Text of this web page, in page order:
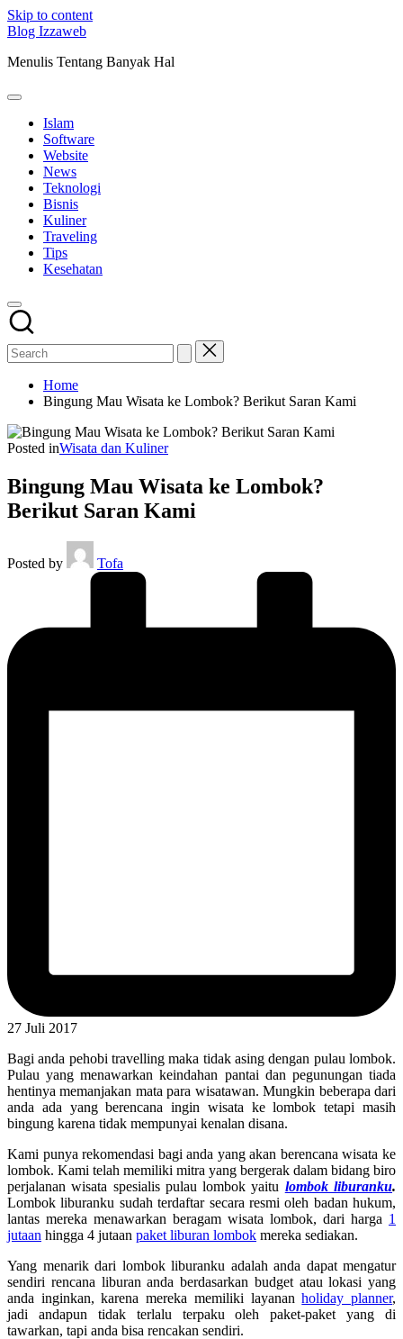
Skip to content
Blog Izzaweb
Menulis Tentang Banyak Hal
Islam
Software
Website
News
Teknologi
Bisnis
Kuliner
Traveling
Tips
Kesehatan
Home
Bingung Mau Wisata ke Lombok? Berikut Saran Kami
Posted inWisata dan Kuliner
Bingung Mau Wisata ke Lombok?
Berikut Saran Kami
Posted by Tofa
27 Juli 2017
Bagi anda pehobi travelling maka tidak asing dengan pulau lombok.
Pulau yang menawarkan keindahan pantai dan pegunungan tiada
hentinya memanjakan mata para wisatawan. Mungkin beberapa dari
anda ada yang berencana ingin wisata ke lombok tetapi masih
bingung karena tidak mempunyai kenalan disana.
Kami punya rekomendasi bagi anda yang akan berencana wisata ke
lombok. Kami telah memiliki mitra yang bergerak dalam bidang biro
perjalanan wisata spesialis pulau lombok yaitu lombok liburanku.
Lombok liburanku sudah terdaftar secara resmi oleh badan hukum,
lantas mereka menawarkan beragam wisata lombok, dari harga 1
jutaan hingga 4 jutaan paket liburan lombok mereka sediakan.
Yang menarik dari lombok liburanku adalah anda dapat mengatur
sendiri rencana liburan anda berdasarkan budget atau lokasi yang
anda inginkan, karena mereka memiliki layananholiday planner,
jadi andapun tidak terlalu terpaku oleh paket-paket yang di
tawarkan, tapi anda bisa rencakan sendiri.